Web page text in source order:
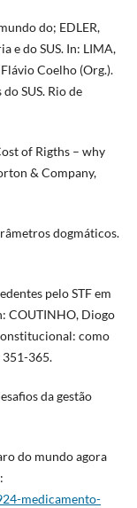
do; EDLER,
e do SUS. In: LIMA,
Coelho (Org.).
SUS. Rio de
of Rigths – why
& Company,
dogmáticos.
pelo STF em
COUTINHO, Diogo
como
351-365.
da gestão
do mundo agora
medicamento-